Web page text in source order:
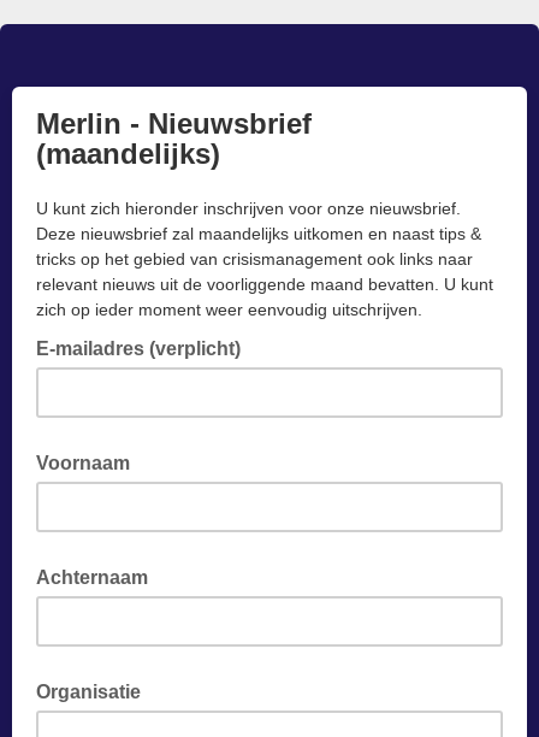
Merlin - Nieuwsbrief
(maandelijks)
U kunt zich hieronder inschrijven voor onze nieuwsbrief.
Deze nieuwsbrief zal maandelijks uitkomen en naast tips &
tricks op het gebied van crisismanagement ook links naar
relevant nieuws uit de voorliggende maand bevatten. U kunt
zich op ieder moment weer eenvoudig uitschrijven.
E-mailadres (verplicht)
Voornaam
Achternaam
Organisatie